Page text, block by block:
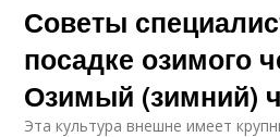
Советы
посадке озимого
Озимый (зимний)
Эта культура внешне имеет